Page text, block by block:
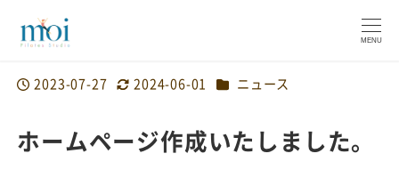
MENU
投稿日
2023-07-27
更新日
2024-06-01 カテゴリー
ニュース
ホームページ作成いたしました。